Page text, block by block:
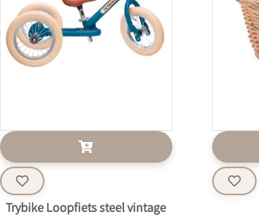
Trybike Loopfiets steel vintage